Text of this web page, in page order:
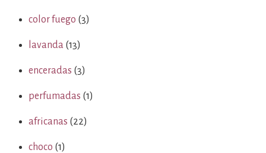
color fuego (3)
lavanda (13)
enceradas (3)
perfumadas (1)
africanas (22)
choco (1)